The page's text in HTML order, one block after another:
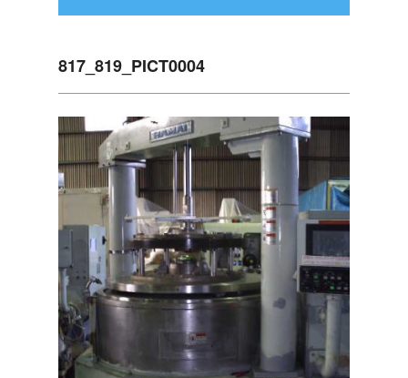
817_819_PICT0004